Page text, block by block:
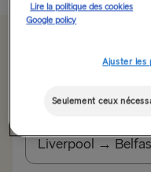
Liverpool →
Lire la politique des cookies
Google policy
Ajuster les
Seulement ceux